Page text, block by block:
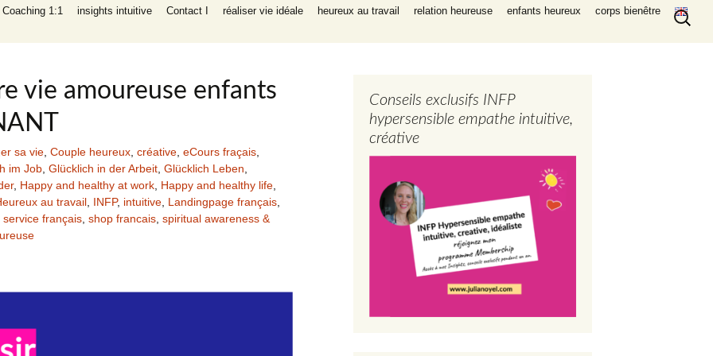
1:1
empathe
de
(relation,
argent,
heureux)
succès
insights intuitive Contact I réaliser vie idéale heureux au travail relation heureuse enfants heureux corps bienêtre
vie amoureuse enfants
sa vie Couple heureux créative eCours fraçais
im Job Glücklich in der Arbeit Glücklich Leben
, Happy and healthy at work Happy and healthy life
au travail INFP, intuitive Landingpage français
service français shop francais spiritual awareness &
Conseils exclusifs INFP
hypersensible empathe intuitive,
créative